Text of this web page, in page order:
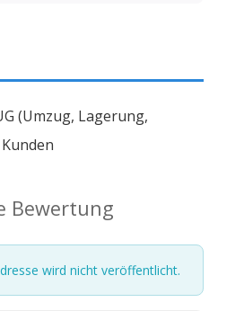
(Umzug, Lagerung,
Bewertung
wird nicht veröffentlicht.